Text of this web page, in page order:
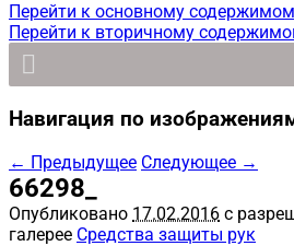
Перейти к основному
Перейти к вторичному
Навигация по
← Предыдущее Следующее →
66298_
Опубликовано 17.02.2016 с
галерее Средства защиты рук